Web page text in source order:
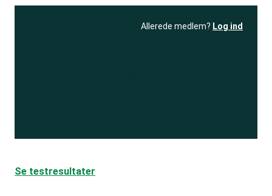
Allerede medlem? Log ind
Se testresultater